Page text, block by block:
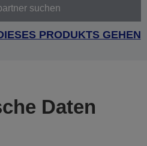
suchen
PRODUKTS GEHEN
Daten